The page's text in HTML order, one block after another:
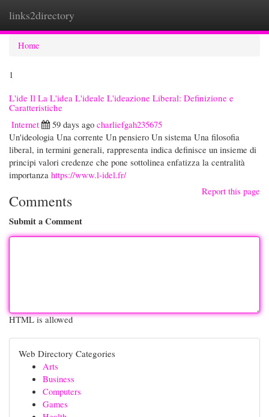
links2directory
Home
1
L'ide Il La L'idea L'ideale L'ideazione Liberal: Definizione e
Caratteristiche
Internet
59 days ago charliefgah235675
Un'ideologia Una corrente Un pensiero Un sistema Una filosofia
liberal, in termini generali, rappresenta indica definisce un insieme di
principi valori credenze che pone sottolinea enfatizza la centralità
importanza https://www.l-idel.fr/
Report this page
Comments
Submit a Comment
HTML is allowed
Web Directory Categories
Arts
Business
Computers
Games